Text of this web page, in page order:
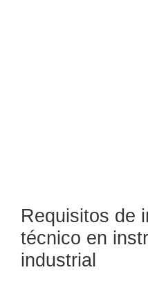
ó
g
i
c
Requisitos de
técnico en
industrial